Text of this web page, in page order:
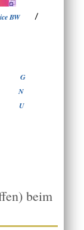
BW
/
G
N
U
beim